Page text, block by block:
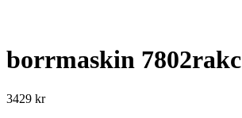
borrmaskin 7802rakc
3429 kr